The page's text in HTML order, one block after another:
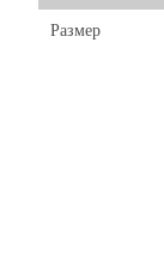
Размер